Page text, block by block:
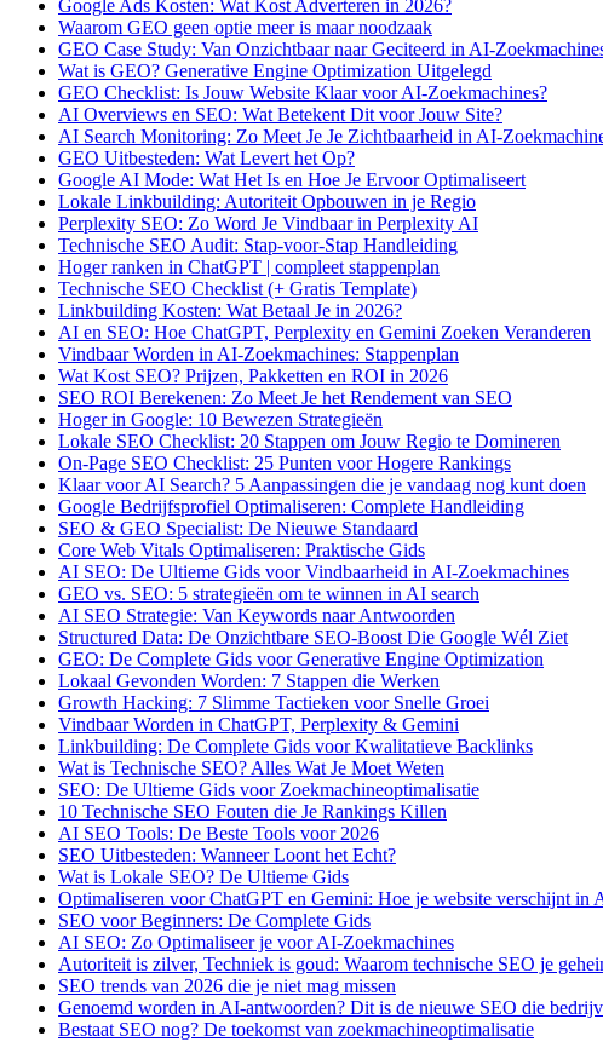
Google Ads Kosten: Wat Kost Adverteren in 2026?
Waarom GEO geen optie meer is maar noodzaak
GEO Case Study: Van Onzichtbaar naar Geciteerd in AI-
Wat is GEO? Generative Engine Optimization Uitgelegd
GEO Checklist: Is Jouw Website Klaar voor AI-Zoekmachines?
AI Overviews en SEO: Wat Betekent Dit voor Jouw Site?
AI Search Monitoring: Zo Meet Je Je Zichtbaarheid in AI-
GEO Uitbesteden: Wat Levert het Op?
Google AI Mode: Wat Het Is en Hoe Je Ervoor Optimaliseert
Lokale Linkbuilding: Autoriteit Opbouwen in je Regio
Perplexity SEO: Zo Word Je Vindbaar in Perplexity AI
Technische SEO Audit: Stap-voor-Stap Handleiding
Hoger ranken in ChatGPT | compleet stappenplan
Technische SEO Checklist (+ Gratis Template)
Linkbuilding Kosten: Wat Betaal Je in 2026?
AI en SEO: Hoe ChatGPT, Perplexity en Gemini Zoeken Veranderen
Vindbaar Worden in AI-Zoekmachines: Stappenplan
Wat Kost SEO? Prijzen, Pakketten en ROI in 2026
SEO ROI Berekenen: Zo Meet Je het Rendement van SEO
Hoger in Google: 10 Bewezen Strategieën
Lokale SEO Checklist: 20 Stappen om Jouw Regio te Domineren
On-Page SEO Checklist: 25 Punten voor Hogere Rankings
Klaar voor AI Search? 5 Aanpassingen die je vandaag nog kunt doen
Google Bedrijfsprofiel Optimaliseren: Complete Handleiding
SEO & GEO Specialist: De Nieuwe Standaard
Core Web Vitals Optimaliseren: Praktische Gids
AI SEO: De Ultieme Gids voor Vindbaarheid in AI-Zoekmachines
GEO vs. SEO: 5 strategieën om te winnen in AI search
AI SEO Strategie: Van Keywords naar Antwoorden
Structured Data: De Onzichtbare SEO-Boost Die Google Wél Ziet
GEO: De Complete Gids voor Generative Engine Optimization
Lokaal Gevonden Worden: 7 Stappen die Werken
Growth Hacking: 7 Slimme Tactieken voor Snelle Groei
Vindbaar Worden in ChatGPT, Perplexity & Gemini
Linkbuilding: De Complete Gids voor Kwalitatieve Backlinks
Wat is Technische SEO? Alles Wat Je Moet Weten
SEO: De Ultieme Gids voor Zoekmachineoptimalisatie
10 Technische SEO Fouten die Je Rankings Killen
AI SEO Tools: De Beste Tools voor 2026
SEO Uitbesteden: Wanneer Loont het Echt?
Wat is Lokale SEO? De Ultieme Gids
Optimaliseren voor ChatGPT en Gemini: Hoe je website verschijnt in
SEO voor Beginners: De Complete Gids
AI SEO: Zo Optimaliseer je voor AI-Zoekmachines
Autoriteit is zilver, Techniek is goud: Waarom technische SEO je
SEO trends van 2026 die je niet mag missen
Genoemd worden in AI-antwoorden? Dit is de nieuwe SEO die
Bestaat SEO nog? De toekomst van zoekmachineoptimalisatie